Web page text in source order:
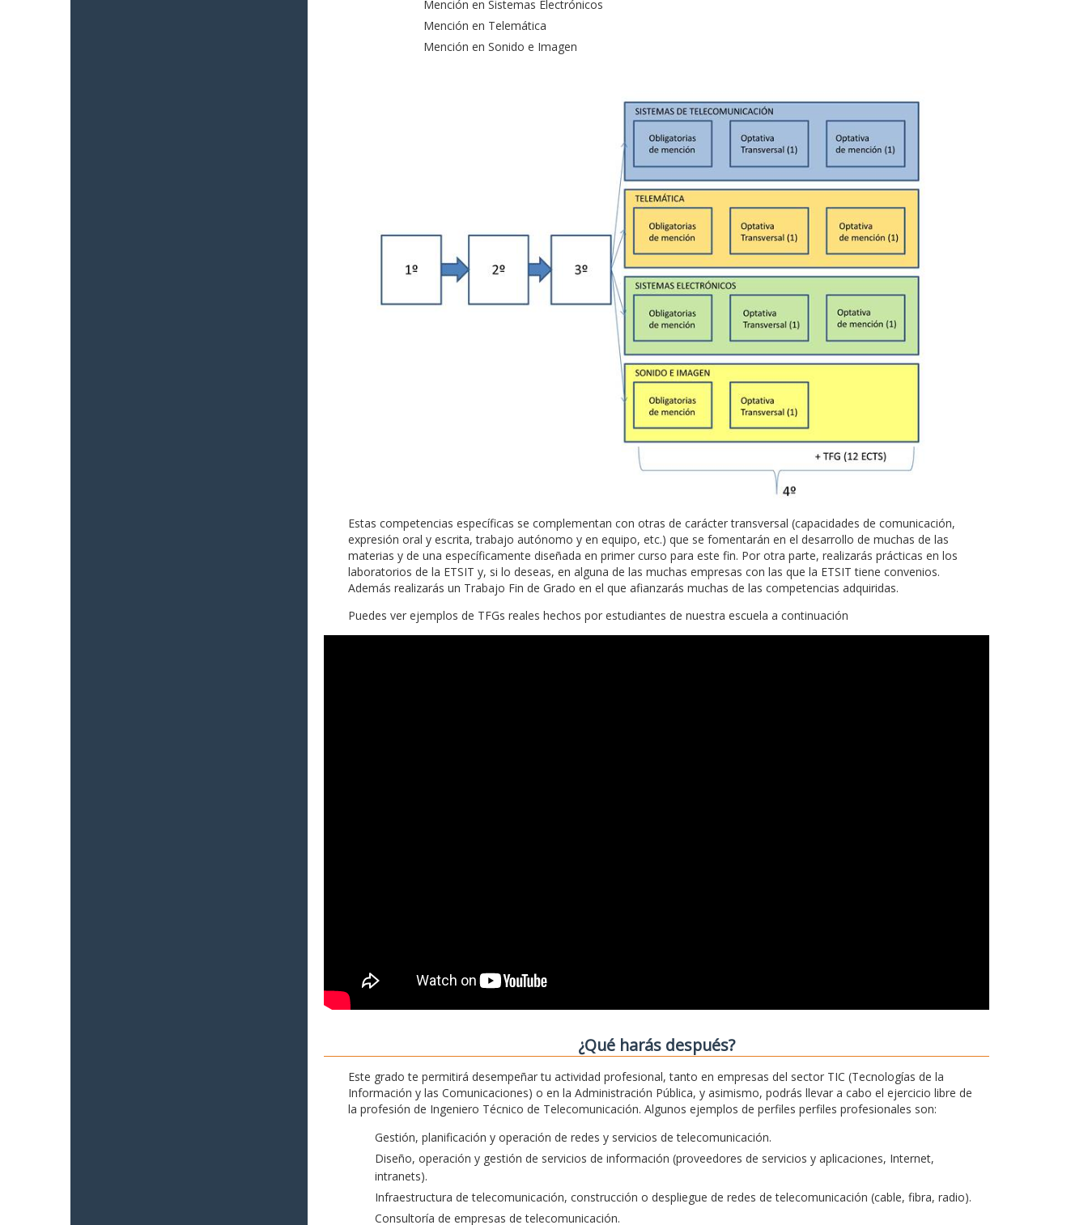
Mención en Sistemas Electrónicos
Mención en Telemática
Mención en Sonido e Imagen
Estas competencias específicas se complementan con otras de carácter transversal (capacidades de comunicación,
expresión oral y escrita, trabajo autónomo y en equipo, etc.) que se fomentarán en el desarrollo de muchas de las
materias y de una específicamente diseñada en primer curso para este fin. Por otra parte, realizarás prácticas en los
laboratorios de la ETSIT y, si lo deseas, en alguna de las muchas empresas con las que la ETSIT tiene convenios.
Además realizarás un Trabajo Fin de Grado en el que afianzarás muchas de las competencias adquiridas.
Puedes ver ejemplos de TFGs reales hechos por estudiantes de nuestra escuela a continuación
¿Qué harás después?
Este grado te permitirá desempeñar tu actividad profesional, tanto en empresas del sector TIC (Tecnologías de la
Información y las Comunicaciones) o en la Administración Pública, y asimismo, podrás llevar a cabo el ejercicio libre de
la profesión de Ingeniero Técnico de Telecomunicación. Algunos ejemplos de perfiles perfiles profesionales son:
Gestión, planificación y operación de redes y servicios de telecomunicación.
Diseño, operación y gestión de servicios de información (proveedores de servicios y aplicaciones, Internet,
intranets).
Infraestructura de telecomunicación, construcción o despliegue de redes de telecomunicación (cable, fibra, radio).
Consultoría de empresas de telecomunicación.